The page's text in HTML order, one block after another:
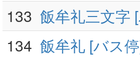
133 飯牟礼三文字
134 飯牟礼 [バス